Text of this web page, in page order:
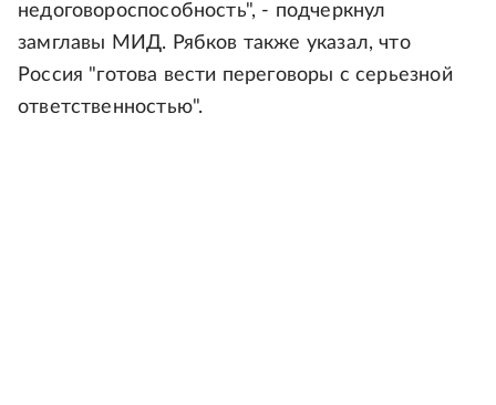
недоговороспособность", - подчеркнул
замглавы МИД. Рябков также указал, что
Россия "готова вести переговоры с серьезной
ответственностью".